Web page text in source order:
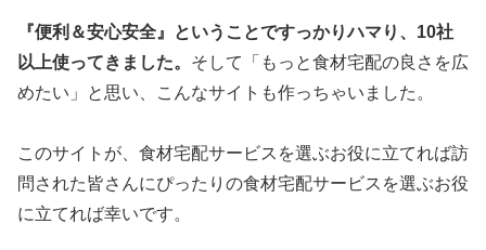
『便利＆安心安全』ということですっかりハマり、10社
以上使ってきました。 そして「もっと食材宅配の良さを広
めたい」と思い、こんなサイトも作っちゃいました。
このサイトが、食材宅配サービスを選ぶお役に立てれば訪
問された皆さんにぴったりの食材宅配サービスを選ぶお役
に立てれば幸いです。